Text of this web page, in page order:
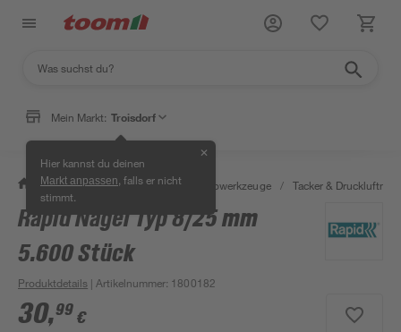
Mein Markt: Troisdorf
Hier kannst du deinen
Markt anpassen , falls er nicht
stimmt.
✕
/ Werkstatt & Maschinen / Elektrowerkzeuge / Tacker &
Rapid Nägel Typ 8/25 mm
5.600 Stück
Produktdetails | Artikelnummer: 1800182
30,99 €